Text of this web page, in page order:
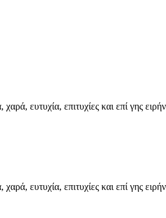
ευτυχία, επιτυχίες και επί γης
ευτυχία, επιτυχίες και επί γης